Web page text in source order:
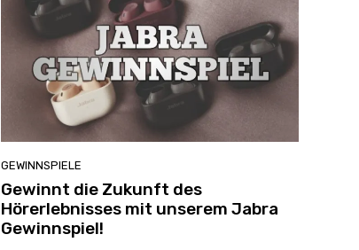
GEWINNSPIELE
Gewinnt die Zukunft des
Hörerlebnisses mit unserem Jabra
Gewinnspiel!